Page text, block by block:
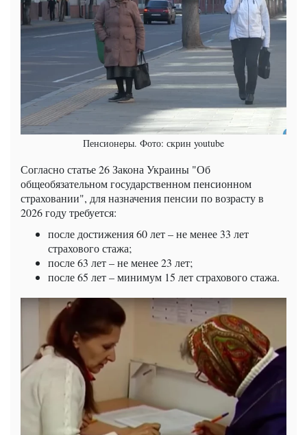
Пенсионеры. Фото: скрин youtube
Согласно статье 26 Закона Украины "Об
общеобязательном государственном пенсионном
страховании", для назначения пенсии по возрасту в
2026 году требуется:
после достижения 60 лет – не менее 33 лет
страхового стажа;
после 63 лет – не менее 23 лет;
после 65 лет – минимум 15 лет страхового стажа.